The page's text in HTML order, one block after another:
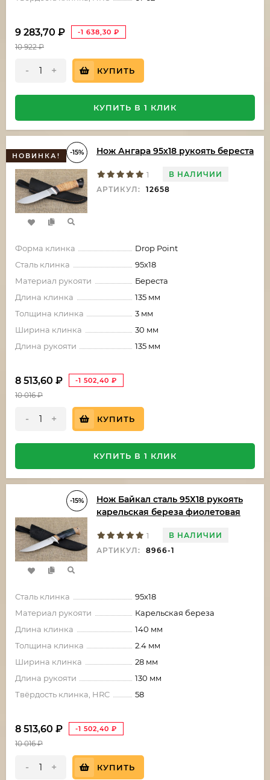
9 283,70 ₽ -1 638,30 ₽
10 922₽
- + КУПИТЬ
КУПИТЬ В 1 КЛИК
НОВИНКА! -15% Нож Ангара 95х18 рукоять береста
1
В НАЛИЧИИ
АРТИКУЛ:
12658
Форма клинка
Drop Point
Сталь клинка
95х18
Материал рукояти
Береста
Длина клинка
135 мм
Толщина клинка
3 мм
Ширина клинка
30 мм
Длина рукояти
135 мм
8 513,60 ₽ -1 502,40 ₽
10 016₽
- + КУПИТЬ
КУПИТЬ В 1 КЛИК
-15%
Нож Байкал сталь 95Х18 рукоять
карельская береза фиолетовая
1
В НАЛИЧИИ
АРТИКУЛ:
8966-1
Сталь клинка
95х18
Материал рукояти
Карельская береза
Длина клинка
140 мм
Толщина клинка
2.4 мм
Ширина клинка
28 мм
Длина рукояти
130 мм
Твёрдость клинка, HRC
58
8 513,60 ₽ -1 502,40 ₽
10 016₽
- + КУПИТЬ